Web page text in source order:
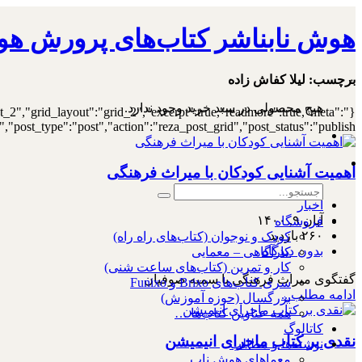
هوش نابناشر کتاب‌های پرورش
۰
هیچ محصولی در سبد خرید وجود ندارد.
فروشگاه
کودک و نوجوان (کتاب‌های راه راه)
کارآگاهی – معمایی
کار و تمرین (کتاب‌های ساعت شنی)
سری کتاب‌های Brixo و Funixo
بزرگسال (حوزه آموزش)
همه عناوین کتاب‌ها …
کاتالوگ
نوشته‌ها و مطالب
معماهای هوش ناب
برچسب: لیلا کفاش زاده
اهمیت آشنایی کودکان با میراث فرهنگی
اخبار
آبان ۹, ۱۴۰۰
۲۶۰ بازدید
بدون دیدگاه
گفتگوی میراث فرهنگی با سمیه صوفیان
ادامه مطلب...
نقدی بر کتاب ماجرای انیمیشن